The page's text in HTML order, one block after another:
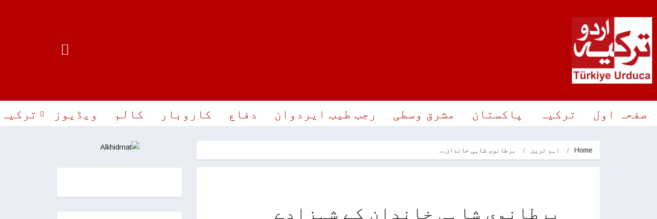
صفحہ اول ترکیہ پاکستان مشرق وسطی رجب طیب ایردوان دفاع کاروبار کالم ویڈیوز
Home اہم ترین برطانوی شاہی خاندان…
برطانوی شاہی خاندان کے شہزادے